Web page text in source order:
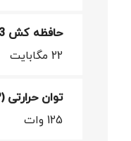
حافظه کش L3
22 مگابایت
توان حرارتی (TDP)
125 وات